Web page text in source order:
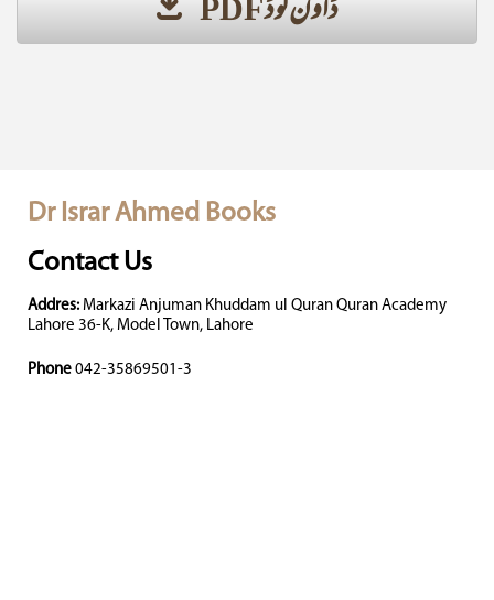
ڈاؤن لوڈ PDF
Dr Israr Ahmed Books
Contact Us
Addres: Markazi Anjuman Khuddam ul Quran Quran Academy
Lahore 36-K, Model Town, Lahore
Phone 042-35869501-3